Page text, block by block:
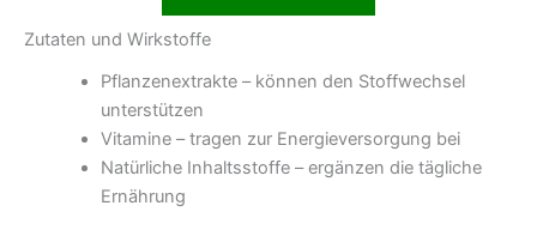
Zutaten und Wirkstoffe
Pflanzenextrakte – können den Stoffwechsel
unterstützen
Vitamine – tragen zur Energieversorgung bei
Natürliche Inhaltsstoffe – ergänzen die tägliche
Ernährung